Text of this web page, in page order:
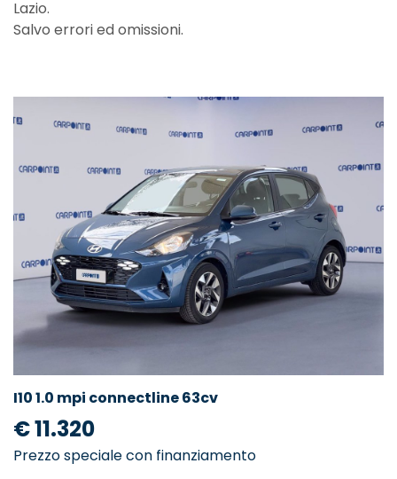
Lazio.
Salvo errori ed omissioni.
I10 1.0 mpi connectline 63cv
€ 11.320
Prezzo speciale con finanziamento